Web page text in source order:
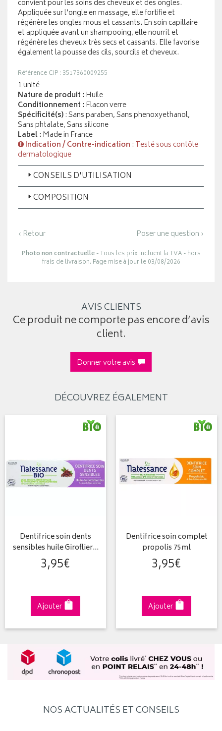
convient pour les soins des cheveux et des ongles.
Appliquée sur l'ongle en massage, elle fortifie et
régénère les ongles mous et cassants. En soin capillaire
et appliquée avant un shampooing, elle nourrit et
régénère les cheveux très secs et cassants. Elle favorise
également la pousse des cils, sourcils et cheveux.
Référence CIP : 3517360009255
1 unité
Nature de produit : Huile
Conditionnement : Flacon verre
Spécificité(s): Sans paraben, Sans phenoxyethanol,
Sans phtalate, Sans silicone
Label: Made in France
Indication / Contre-indication : Testé sous contôle
dermatologique
CONSEILS D'UTILISATION
COMPOSITION
‹ Retour Poser une question ›
Photo non contractuelle- Tous les prix incluent la TVA - hors
frais de livraison. Page mise à jour le 03/08/2026
AVIS CLIENTS
Ce produit ne comporte pas encore d’avis
client.
Donner votre avis
DÉCOUVREZ ÉGALEMENT
Dentifrice soin dents
sensibles huile Giroflier…
3,95€
Ajouter
Dentifrice soin complet
propolis 75ml
3,95€
Ajouter
NOS ACTUALITÉS ET CONSEILS